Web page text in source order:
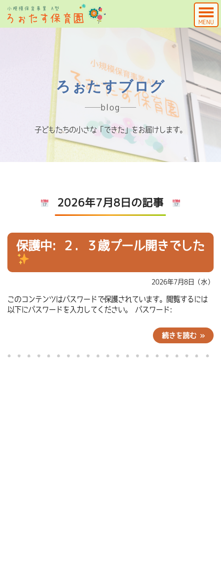
MENU
ろぉたすブログ
blog
子どもたちの小さな「できた」をお届けします。
2026年7月8日の記事
保護中: ２．３歳プール開きでした
2026年7月8日（水）
このコンテンツはパスワードで保護されています。閲覧するには
以下にパスワードを入力してください。 パスワード:
続きを読む »